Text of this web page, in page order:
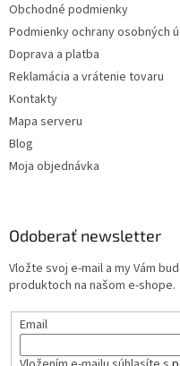
Obchodné podmienky
Podmienky ochrany osobných
Doprava a platba
Reklamácia a vrátenie tovaru
Kontakty
Mapa serveru
Blog
Moja objednávka
Odoberať newsletter
Vložte svoj e-mail a my Vám
produktoch na našom e-shope.
Email